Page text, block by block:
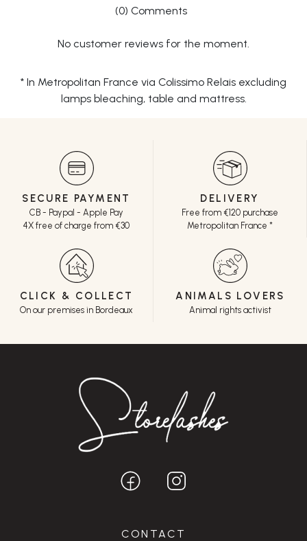
(0) Comments
No customer reviews for the moment.
* In Metropolitan France via Colissimo Relais excluding
lamps bleaching, table and mattress.
SECURE PAYMENT
CB - Paypal - Apple Pay
4X free of charge from €30
DELIVERY
Free from €120 purchase
Metropolitan France *
CLICK & COLLECT
On our premises in Bordeaux
ANIMALS LOVERS
Animal rights activist
CONTACT